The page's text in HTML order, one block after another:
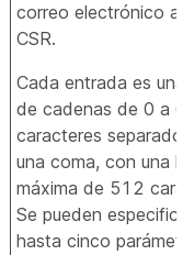
correo electrónico a
CSR.
Cada entrada es una
de cadenas de 0 a
caracteres
una coma, con una
máxima de 512
Se pueden especificar
hasta cinco